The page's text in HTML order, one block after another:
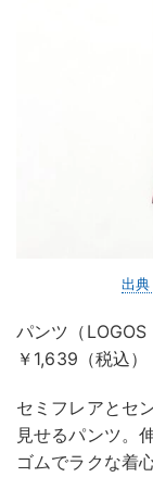
出
パンツ（LOGOS
￥1,639（税込）
セミフレアとセ
見せるパンツ。
ゴムでラクな着